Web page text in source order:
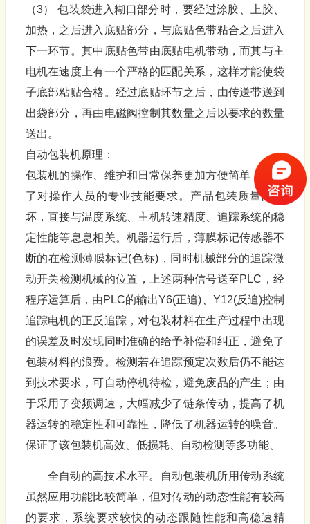
（3） 包装袋进入糊口部分时，要经过涂胶、上胶、
加热，之后进入底贴部分，与底贴色带粘合之后进入
下一环节。其中底贴色带由底贴电机带动，而其与主
电机在速度上有一个严格的匹配关系，这样才能使袋
子底部粘贴合格。经过底贴环节之后，由传送带送到
出袋部分，再由电磁阀控制其数量之后以要求的数量
送出。
自动包装机原理：
包装机的操作、维护和日常保养更加方便简单，降低
了对操作人员的专业技能要求。产品包装质量的好
坏，直接与温度系统、主机转速精度、追踪系统的稳
定性能等息息相关。机器运行后，薄膜标记传感器不
断的在检测薄膜标记(色标)，同时机械部分的追踪微
动开关检测机械的位置，上述两种信号送至PLC，经
程序运算后，由PLC的输出Y6(正追)、Y12(反追)控制
追踪电机的正反追踪，对包装材料在生产过程中出现
的误差及时发现同时准确的给予补偿和纠正，避免了
包装材料的浪费。检测若在追踪预定次数后仍不能达
到技术要求，可自动停机待检，避免废品的产生；由
于采用了变频调速，大幅减少了链条传动，提高了机
器运转的稳定性和可靠性，降低了机器运转的噪音。
保证了该包装机高效、低损耗、自动检测等多功能、
全自动的高技术水平。自动包装机所用传动系统
虽然应用功能比较简单，但对传动的动态性能有较高
的要求，系统要求较快的动态跟随性能和高稳速精